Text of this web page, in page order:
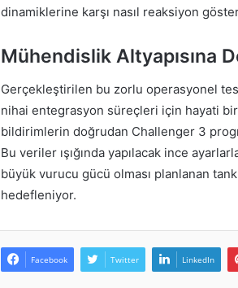
dinamiklerine karşı nasıl reaksiyon
Mühendislik Altyapısına
Gerçekleştirilen bu zorlu operasyonel
nihai entegrasyon süreçleri için hayati
bildirimlerin doğrudan Challenger 3
Bu veriler ışığında yapılacak ince
büyük vurucu gücü olması planlanan
hedefleniyor.
Facebook Twitter LinkedIn